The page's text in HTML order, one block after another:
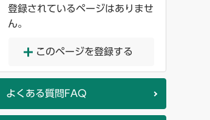
登録されているページはありませ
ん。
このページを登録する
よくある質問FAQ